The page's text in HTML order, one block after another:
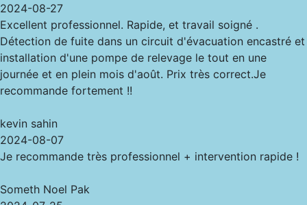
2024-08-27
Excellent professionnel. Rapide, et travail soigné .
Détection de fuite dans un circuit d'évacuation encastré et
installation d'une pompe de relevage le tout en une
journée et en plein mois d'août. Prix très correct.Je
recommande fortement !!
kevin sahin
2024-08-07
Je recommande très professionnel + intervention rapide !
Someth Noel Pak